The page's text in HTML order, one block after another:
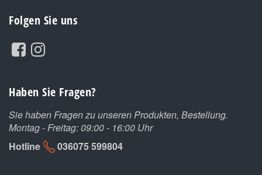
Folgen Sie uns
Haben Sie Fragen?
Sie haben Fragen zu unseren Produkten, Bestellung.
Montag - Freitag: 09:00 - 16:00 Uhr
Hotline
036075 599804